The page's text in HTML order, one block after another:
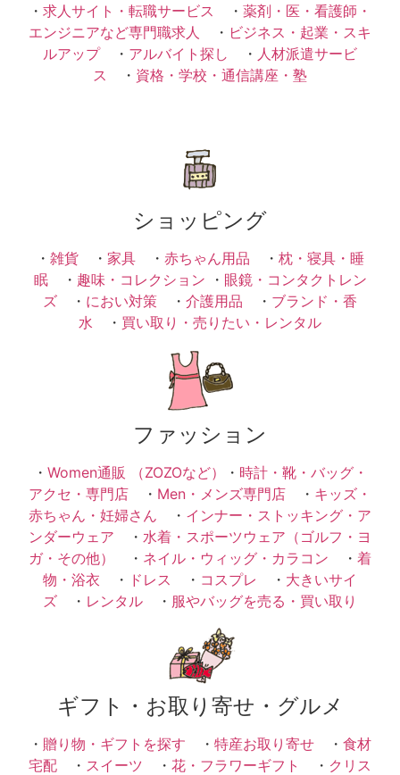
・ 求人サイト・転職サービス ・ 薬剤・医・看護師・
エンジニアなど専門職求人
・ ビジネス・起業・スキ
ルアップ・ アルバイト探し ・ 人材派遣サービ
ス ・ 資格・学校・通信講座・塾
ショッピング
・ 雑貨 ・ 家具 ・ 赤ちゃん用品 ・ 枕・寝具・睡
眠・ 趣味・コレクション ・ 眼鏡・コンタクトレン
ズ ・ におい対策 ・ 介護用品 ・ ブランド・香
水 ・ 買い取り・売りたい・レンタル
ファッション
・ Women通販 （ZOZOなど） ・ 時計・靴・バッグ・
アクセ・専門店 ・ Men・メンズ専門店 ・ キッズ・
赤ちゃん・妊婦さん ・ インナー・ストッキング・ア
ンダーウェア ・ 水着・スポーツウェア（ゴルフ・ヨ
ガ・その他）
・ ネイル・ウィッグ・カラコン ・ 着
物・浴衣 ・ ドレス ・ コスプレ ・ 大きいサイ
ズ ・ レンタル ・ 服やバッグを売る・買い取り
ギフト・お取り寄せ・グルメ
・ 贈り物・ギフトを探す ・ 特産お取り寄せ ・ 食材
宅配 ・ スイーツ ・ 花・フラワーギフト ・ クリス